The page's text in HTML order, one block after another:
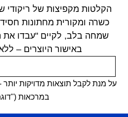
הקלטות מקפיצות של ריקודי
כשרה ומקורית מחתונות
שמחה בלב, לקיים "עבדו
באישור היוצרים – ללא
על מנת לקבל תוצאות מדויקות יותר
במרכאות